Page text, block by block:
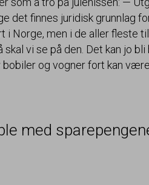
det finnes juridisk grunnlag
i Norge, men i de aller fleste
vi se på den. Det kan jo
og vogner fort kan
med